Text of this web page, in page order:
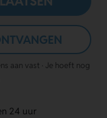
aan vast · Je hoeft nog
24 uur